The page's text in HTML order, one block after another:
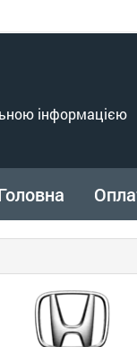
інформацією